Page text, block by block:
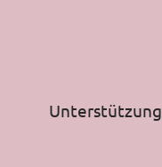
Unterstützung